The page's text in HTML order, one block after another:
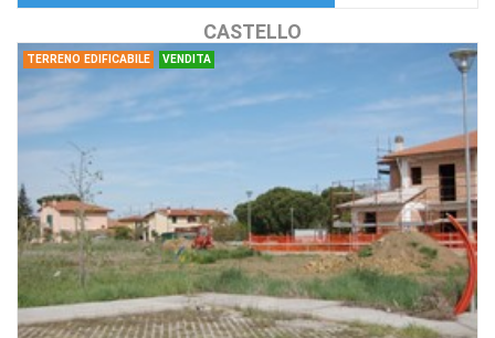
CASTELLO
TERRENO EDIFICABILE VENDITA